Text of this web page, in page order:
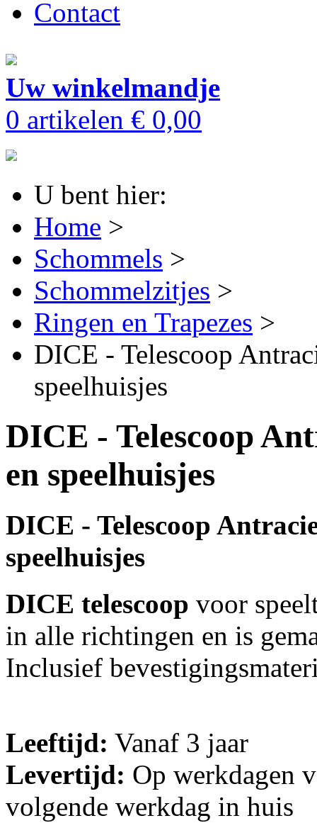
Contact
Uw winkelmandje
0 artikelen € 0,00
U bent hier:
Home >
Schommels >
Schommelzitjes >
Ringen en Trapezes >
DICE - Telescoop
speelhuisjes
DICE - Telescoop
en speelhuisjes
DICE - Telescoop
speelhuisjes
DICE telescoop voor
in alle richtingen en is
Inclusief
Leeftijd: Vanaf 3 jaar
Levertijd: Op werkdagen
volgende werkdag in huis